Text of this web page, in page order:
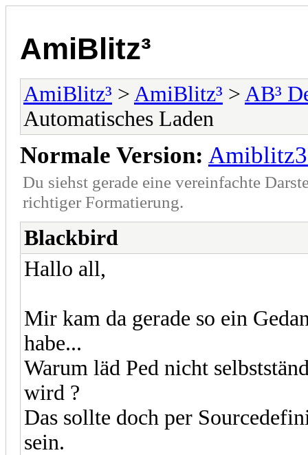
AmiBlitz³
AmiBlitz³ > AmiBlitz³ > AB³
Automatisches Laden
Normale Version: Amiblitz3
Du siehst gerade eine vereinfachte
richtiger Formatierung.
Blackbird
Hallo all,
Mir kam da gerade so ein
habe...
Warum läd Ped nicht
wird ?
Das sollte doch per
sein.